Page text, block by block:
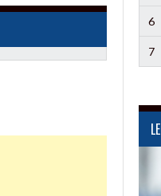
6
7